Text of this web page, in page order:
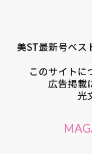
美ST最新号ベス
このサイトに
広告掲載
光